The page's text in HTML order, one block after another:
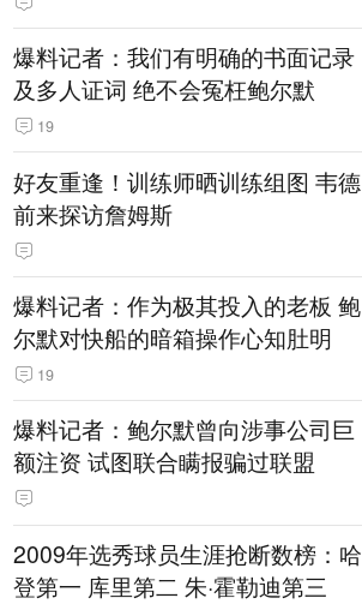
爆料记者：我们有明确的书面记录
及多人证词 绝不会冤枉鲍尔默
19
好友重逢！训练师晒训练组图 韦德
前来探访詹姆斯
爆料记者：作为极其投入的老板 鲍
尔默对快船的暗箱操作心知肚明
19
爆料记者：鲍尔默曾向涉事公司巨
额注资 试图联合瞒报骗过联盟
2009年选秀球员生涯抢断数榜：哈
登第一 库里第二 朱·霍勒迪第三